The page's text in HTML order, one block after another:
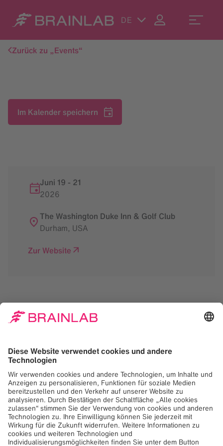
DE
Zurück zu „Events“
Im Kalender speichern
Juni 19 - 21
2026
The Washington Duke Inn & Golf Club
Durham, USA
Zur Website
benötigen wir Ihr
Einverständnis!
Wir verwenden Google Maps, um Inhalte
einzubetten, die möglicherweise Daten über
Ihre Aktivitäten sammeln. Bitte lesen Sie die
Details und akzeptieren Sie den Dienst, um
diesen Inhalt anzuzeigen.